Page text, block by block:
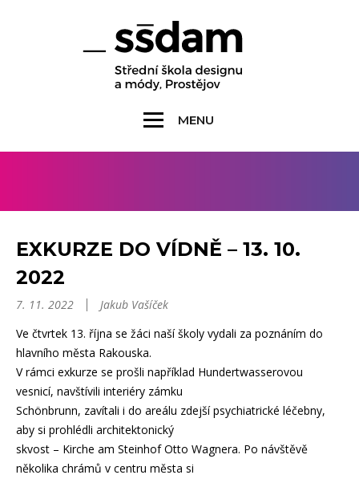
MENU
EXKURZE DO VÍDNĚ – 13. 10.
2022
7. 11. 2022
Jakub Vašíček
Ve čtvrtek 13. října se žáci naší školy vydali za poznáním do
hlavního města Rakouska.
V rámci exkurze se prošli například Hundertwasserovou
vesnicí, navštívili interiéry zámku
Schönbrunn, zavítali i do areálu zdejší psychiatrické léčebny,
aby si prohlédli architektonický
skvost – Kirche am Steinhof Otto Wagnera. Po návštěvě
několika chrámů v centru města si